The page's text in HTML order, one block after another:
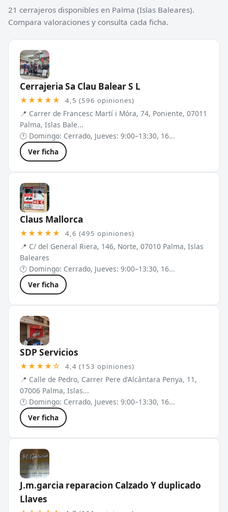
21 cerrajeros disponibles en Palma (Islas Baleares).
Compara valoraciones y consulta cada ficha.
Cerrajeria Sa Clau Balear S L
★★★★★ 4,5 (596 opiniones)
📍 Carrer de Francesc Martí i Móra, 74, Poniente, 07011
Palma, Islas Bale...
🕐 Domingo: Cerrado, Jueves: 9:00–13:30, 16...
Ver ficha
Claus Mallorca
★★★★★ 4,6 (495 opiniones)
📍 C/ del General Riera, 146, Norte, 07010 Palma, Islas
Baleares
🕐 Domingo: Cerrado, Jueves: 9:00–13:30, 16...
Ver ficha
SDP Servicios
★★★★☆ 4,4 (153 opiniones)
📍 Calle de Pedro, Carrer Pere d'Alcàntara Penya, 11,
07006 Palma, Islas...
🕐 Domingo: Cerrado, Jueves: 9:00–13:30, 16...
Ver ficha
J.m.garcia reparacion Calzado Y duplicado
Llaves